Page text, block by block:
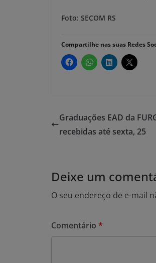
Foto: SECOM RS
Compartilhe nas suas Redes
Graduações EAD da
recebidas até sexta, 25
Deixe um
O seu endereço de e-mail
Comentário *